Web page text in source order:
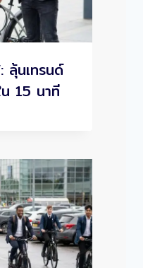
ลุ้นเทรนด์
15 นาที